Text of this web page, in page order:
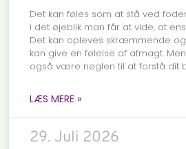
Det kan føles som at stå ved
i det øjeblik man får at vide, at
Det kan opleves skræmmende
kan give en følelse af afmagt.
også være nøglen til at forstå dit
LÆS MERE »
29. Juli 2026